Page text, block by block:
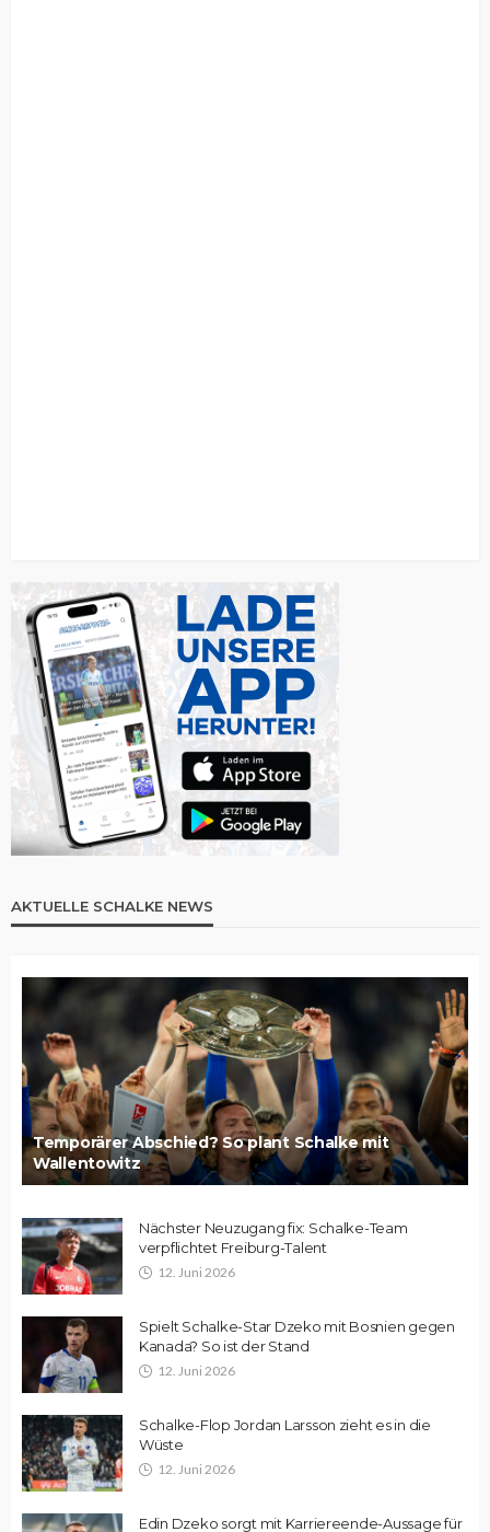
AKTUELLE SCHALKE NEWS
Temporärer Abschied? So plant Schalke mit
Wallentowitz
Nächster Neuzugang fix: Schalke-Team
verpflichtet Freiburg-Talent
12. Juni 2026
Spielt Schalke-Star Dzeko mit Bosnien gegen
Kanada? So ist der Stand
12. Juni 2026
Schalke-Flop Jordan Larsson zieht es in die
Wüste
12. Juni 2026
Edin Dzeko sorgt mit Karriereende-Aussage für